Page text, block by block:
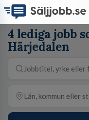
4 lediga jobb
Härjedalen